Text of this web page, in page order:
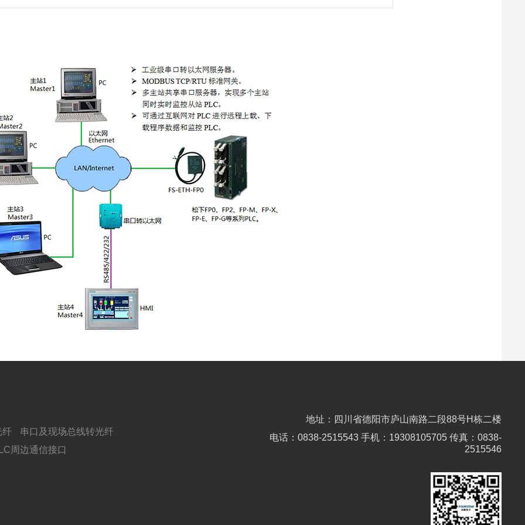
纤
串口及现场总线转光纤
周边通信接口
地址：四川省德阳市庐山南路二段88号H栋二楼
电话：0838-2515543 手机：19308105705 传真：0838-
2515546